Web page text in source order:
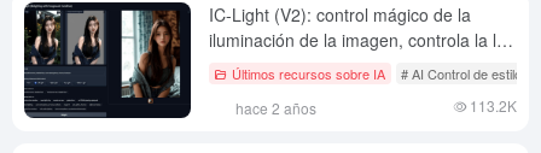
IC-Light (V2): control mágico de la
iluminación de la imagen, controla la luz
y la sombra de la imagen y el fondo
Últimos recursos sobre IA # AI Control de estilo
hace 2 años 113.2K